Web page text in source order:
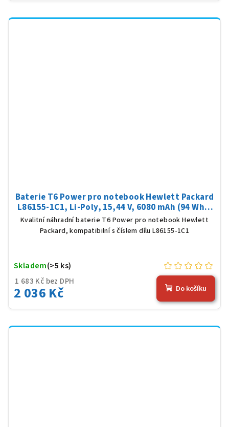
Baterie T6 Power pro notebook Hewlett Packard
L86155-1C1, Li-Poly, 15,44 V, 6080 mAh (94 Wh),
černá
Kvalitní náhradní baterie T6 Power pro notebook Hewlett
Packard, kompatibilní s číslem dílu L86155-1C1
1 683 Kč bez DPH
2 036 Kč
Skladem(>5 ks)
Do košíku